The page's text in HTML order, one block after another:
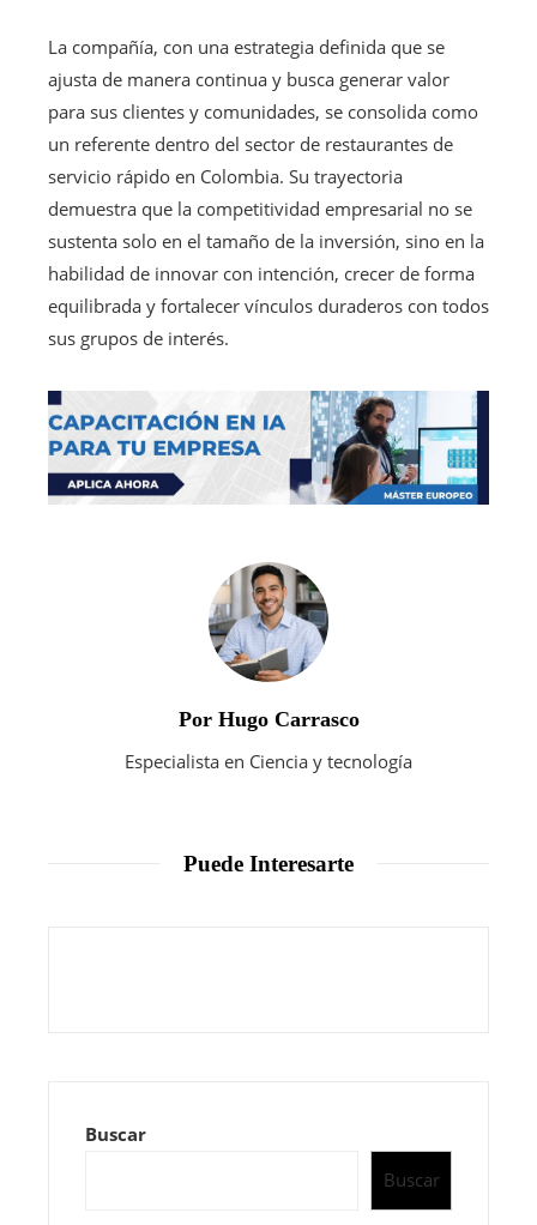
La compañía, con una estrategia definida que se
ajusta de manera continua y busca generar valor
para sus clientes y comunidades, se consolida como
un referente dentro del sector de restaurantes de
servicio rápido en Colombia. Su trayectoria
demuestra que la competitividad empresarial no se
sustenta solo en el tamaño de la inversión, sino en la
habilidad de innovar con intención, crecer de forma
equilibrada y fortalecer vínculos duraderos con todos
sus grupos de interés.
Por Hugo Carrasco
Especialista en Ciencia y tecnología
Puede Interesarte
Buscar
Buscar